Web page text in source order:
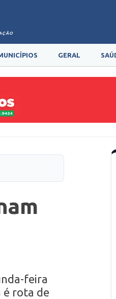
GERAL
feira
é rota de